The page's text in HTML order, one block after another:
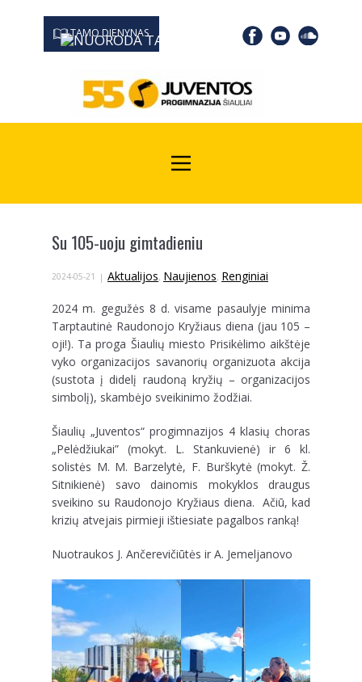
TAMO DIENYNAS
0667 19366
Su 105-uoju gimtadieniu
2024-05-21 Aktualijos, Naujienos, Renginiai
2024 m. gegužės 8 d. visame pasaulyje minima
Tarptautinė Raudonojo Kryžiaus diena (jau 105 –
oji!). Ta proga Šiaulių miesto Prisikėlimo aikštėje
vyko organizacijos savanorių organizuota akcija
(sustota į didelį raudoną kryžių – organizacijos
simbolį), skambėjo sveikinimo žodžiai.
Šiaulių „Juventos“ progimnazijos 4 klasių choras
„Pelėdžiukai” (mokyt. L. Stankuvienė) ir 6 kl.
solistės M. M. Barzelytė, F. Burškytė (mokyt. Ž.
Sitnikienė) savo dainomis mokyklos draugus
sveikino su Raudonojo Kryžiaus diena. Ačiū, kad
krizių atvejais pirmieji ištiesiate pagalbos ranką!
Nuotraukos J. Ančerevičiūtės ir A. Jemeljanovo